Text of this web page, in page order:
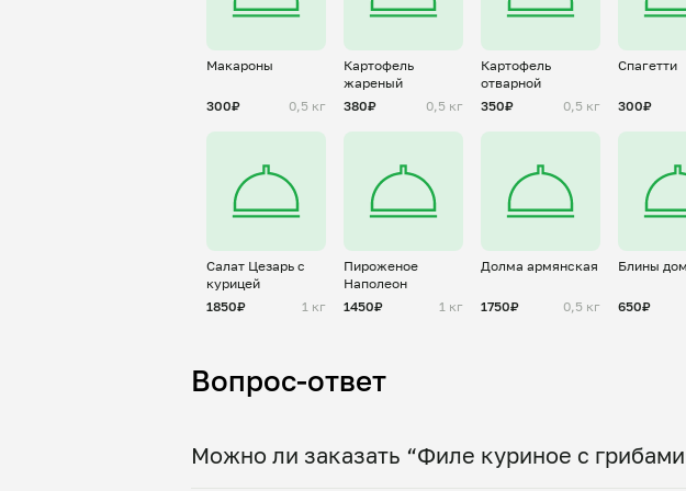
Макароны
300₽ 0,5 кг
Картофель
жареный
380₽
0,5 кг
Картофель
отварной
350₽
0,5 кг
Спагетти
300₽
Салат Цезарь с
курицей
1850₽
1 кг
Пироженое
Наполеон
1450₽
1 кг
Долма армянская
1750₽ 0,5 кг
Блины
650₽
Вопрос-ответ
Можно ли заказать “Филе куриное с